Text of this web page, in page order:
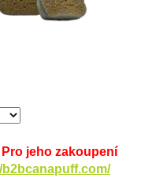
jeho zakoupení
b2bcanapuff.com/